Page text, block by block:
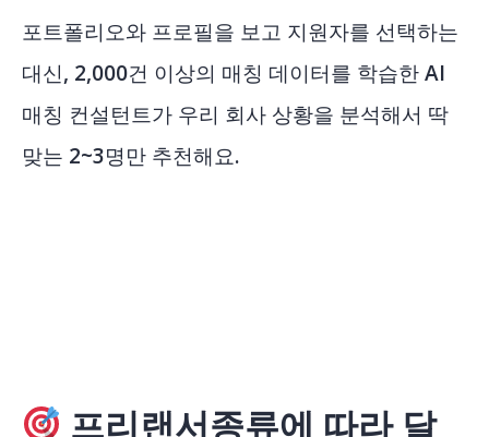
포트폴리오와 프로필을 보고 지원자를 선택하는
대신, 2,000건 이상의 매칭 데이터를 학습한 AI
매칭 컨설턴트가 우리 회사 상황을 분석해서 딱
맞는 2~3명만 추천해요.
프리랜서종류에 따라 달